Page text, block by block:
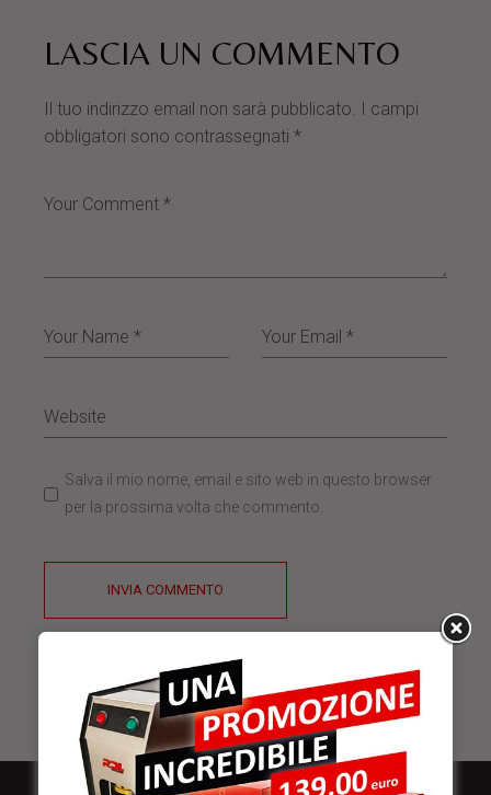
LASCIA UN COMMENTO
Il tuo indirizzo email non sarà pubblicato. I campi
obbligatori sono contrassegnati*
Salva il mio nome, email e sito web in questo browser
per la prossima volta che commento.
INVIA COMMENTO